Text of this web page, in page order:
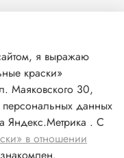
я выражаю
краски»
Маяковского 30,
персональных данных
Яндекс.Метрика . С
в отношении